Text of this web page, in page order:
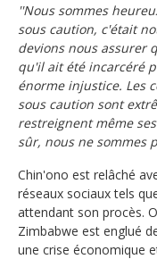
''Nous sommes
sous caution, c'était
devions nous assurer
qu'il ait été incarcéré
énorme injustice. Les
sous caution sont
restreignent même
sûr, nous ne sommes
Chin'ono est relâché
réseaux sociaux tels
attendant son procès.
Zimbabwe est englué
une crise économique